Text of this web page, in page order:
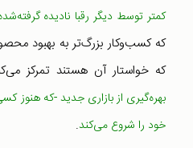
کمتر توسط دیگر رقبا نادیده
که کسب‌وکار بزرگ‌تر به بهبود
که خواستار آن هستند تمرکز
بهره‌گیری از بازاری جدید -که
خود را شروع می‌کند.